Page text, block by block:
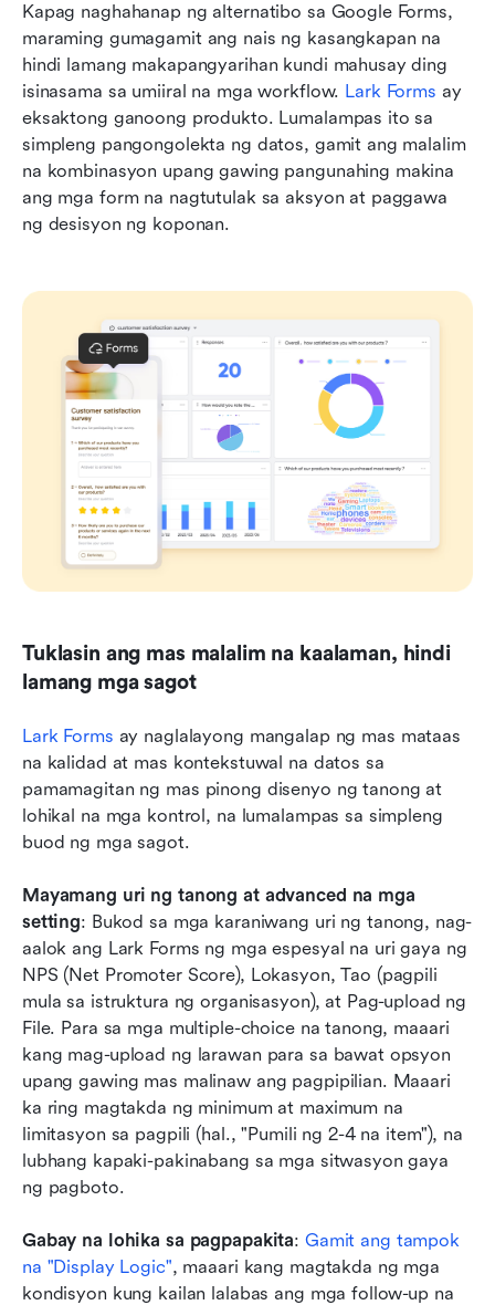
Kapag naghahanap ng alternatibo sa Google Forms,
maraming gumagamit ang nais ng kasangkapan na
hindi lamang makapangyarihan kundi mahusay ding
isinasama sa umiiral na mga workflow. Lark Forms ay
eksaktong ganoong produkto. Lumalampas ito sa
simpleng pangongolekta ng datos, gamit ang malalim
na kombinasyon upang gawing pangunahing makina
ang mga form na nagtutulak sa aksyon at paggawa
ng desisyon ng koponan.
Tuklasin ang mas malalim na kaalaman, hindi
lamang mga sagot
Lark Forms ay naglalayong mangalap ng mas mataas
na kalidad at mas kontekstuwal na datos sa
pamamagitan ng mas pinong disenyo ng tanong at
lohikal na mga kontrol, na lumalampas sa simpleng
buod ng mga sagot.
Mayamang uri ng tanong at advanced na mga
setting: Bukod sa mga karaniwang uri ng tanong, nag-
aalok ang Lark Forms ng mga espesyal na uri gaya ng
NPS (Net Promoter Score), Lokasyon, Tao (pagpili
mula sa istruktura ng organisasyon), at Pag-upload ng
File. Para sa mga multiple-choice na tanong, maaari
kang mag-upload ng larawan para sa bawat opsyon
upang gawing mas malinaw ang pagpipilian. Maaari
ka ring magtakda ng minimum at maximum na
limitasyon sa pagpili (hal., "Pumili ng 2-4 na item"), na
lubhang kapaki-pakinabang sa mga sitwasyon gaya
ng pagboto.
Gabay na lohika sa pagpapakita: Gamit ang tampok
na "Display Logic", maaari kang magtakda ng mga
kondisyon kung kailan lalabas ang mga follow-up na